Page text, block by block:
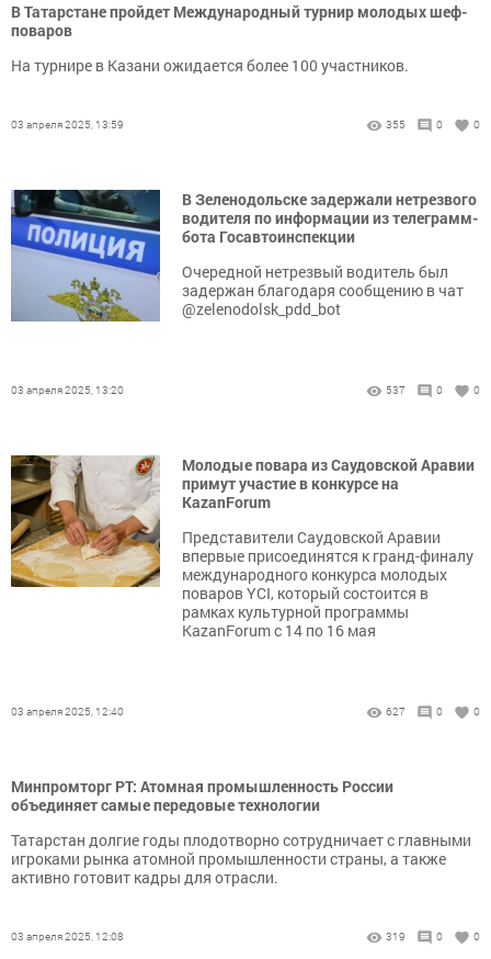
В Татарстане пройдет Международный турнир молодых шеф-
поваров
На турнире в Казани ожидается более 100 участников.
03 апреля 2025, 13:59 355 0 0
В Зеленодольске задержали нетрезвого
водителя по информации из телеграмм-
бота Госавтоинспекции
Очередной нетрезвый водитель был
задержан благодаря сообщению в чат
@zelenodolsk_pdd_bot
03 апреля 2025, 13:20 537 0 0
Молодые повара из Саудовской Аравии
примут участие в конкурсе на
KazanForum
Представители Саудовской Аравии
впервые присоединятся к гранд-финалу
международного конкурса молодых
поваров YCI, который состоится в
рамках культурной программы
KazanForum с 14 по 16 мая
03 апреля 2025, 12:40 627 0 0
Минпромторг РТ: Атомная промышленность России
объединяет самые передовые технологии
Татарстан долгие годы плодотворно сотрудничает с главными
игроками рынка атомной промышленности страны, а также
активно готовит кадры для отрасли.
03 апреля 2025, 12:08 319 0 0